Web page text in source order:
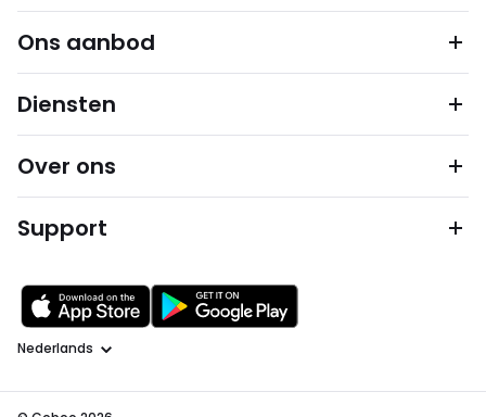
Ons aanbod
Diensten
Over ons
Support
Taal